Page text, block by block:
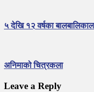
५ देखि १२ वर्षका
अनिमाकाे चित्रकला
Leave a Reply